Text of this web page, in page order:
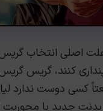
از سازندگان بازی رزیدنت اویل
کنند، گریس
کسی دوست ندارد
جدید با